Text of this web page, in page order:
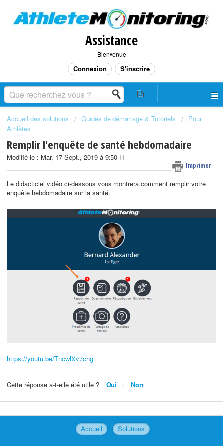
Assistance
Bienvenue
Connexion S'inscrire
Accueil des solutions Guides de démarrage & Tutoriels
Pour
Athlètes
Remplir l'enquête de santé hebdomadaire
Imprimer
Modifié le : Mar, 17 Sept., 2019 à 9:50 H
Le didacticiel vidéo ci-dessous vous montrera comment remplir votre
enquête hebdomadaire sur la santé.
https://youtu.be/TncwlXv7chg
Cette réponse a-t-elle été utile ? Oui Non
Accueil Solutions